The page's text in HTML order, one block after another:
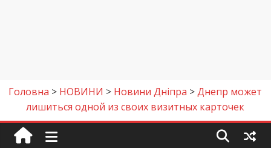
Головна > НОВИНИ > Новини Дніпра >Днепр может
лишиться одной из своих визитных карточек